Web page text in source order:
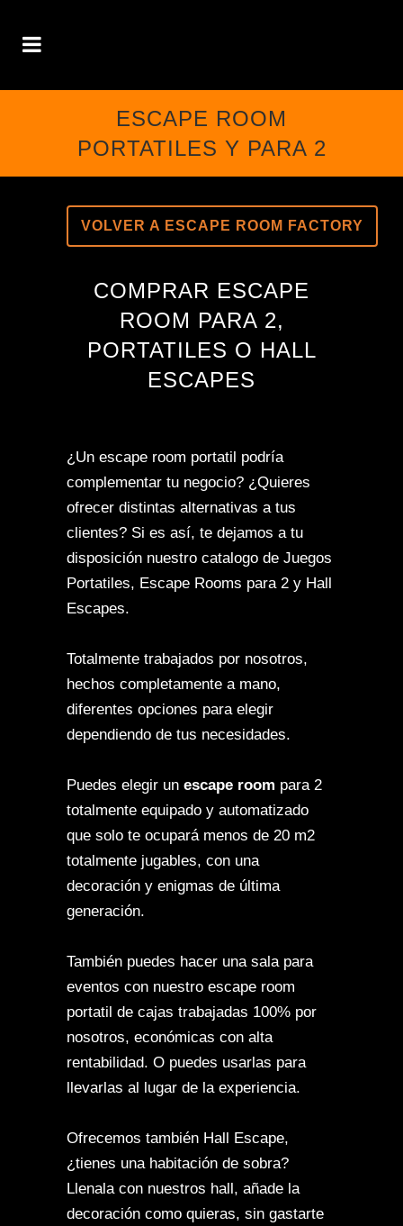
ESCAPE ROOM
PORTATILES Y PARA 2
VOLVER A ESCAPE ROOM FACTORY
COMPRAR ESCAPE
ROOM PARA 2,
PORTATILES O HALL
ESCAPES
¿Un escape room portatil podría
complementar tu negocio? ¿Quieres
ofrecer distintas alternativas a tus
clientes? Si es así, te dejamos a tu
disposición nuestro catalogo de Juegos
Portatiles, Escape Rooms para 2 y Hall
Escapes.
Totalmente trabajados por nosotros,
hechos completamente a mano,
diferentes opciones para elegir
dependiendo de tus necesidades.
Puedes elegir un escape room para 2
totalmente equipado y automatizado
que solo te ocupará menos de 20 m2
totalmente jugables, con una
decoración y enigmas de última
generación.
También puedes hacer una sala para
eventos con nuestro escape room
portatil de cajas trabajadas 100% por
nosotros, económicas con alta
rentabilidad. O puedes usarlas para
llevarlas al lugar de la experiencia.
Ofrecemos también Hall Escape,
¿tienes una habitación de sobra?
Llenala con nuestros hall, añade la
decoración como quieras, sin gastarte